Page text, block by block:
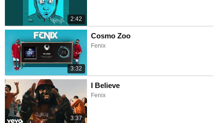
2:42
3:32
Cosmo Zoo
Fenix
3:37
I Believe
Fenix